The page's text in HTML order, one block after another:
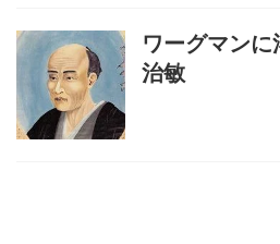
ワーグマン
治敏